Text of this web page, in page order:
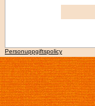
Personuppgiftspolicy